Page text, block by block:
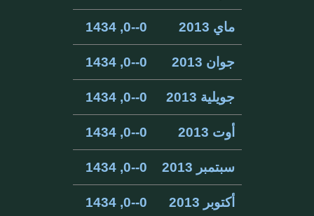
ماي 2013 0--0, 1434
جوان 2013 0--0, 1434
جويلية 2013 0--0, 1434
أوت 2013 0--0, 1434
سبتمبر 2013 0--0, 1434
أكتوبر 2013 0--0, 1434